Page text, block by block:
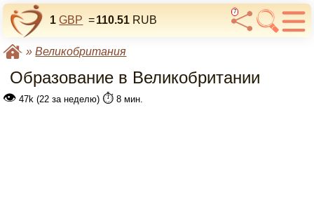
7
1 GBP =110.51 RUB
»Великобритания
Образование в Великобритании
👁 47k (22 за неделю) ⏱️ 8 мин.